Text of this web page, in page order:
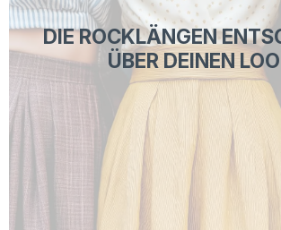
DIE ROCKLÄNGEN
ÜBER DEINEN